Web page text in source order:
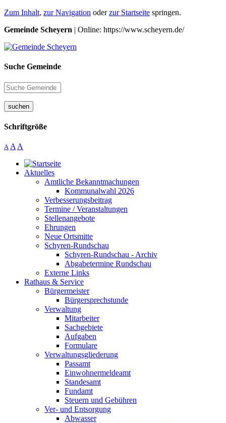
Zum Inhalt, zur Navigation oderzur Startseite springen.
Gemeinde Scheyern | Online: https://www.scheyern.de/
Suche Gemeinde
suchen
Schriftgröße
A A A
Aktuelles
Amtliche Bekanntmachungen
Kommunalwahl 2026
Verbesserungsbeitrag
Termine / Veranstaltungen
Stellenangebote
Ehrungen
Neue Ortsmitte
Schyren-Rundschau
Schyren-Rundschau - Archiv
Abgabetermine Rundschau
Externe Links
Rathaus & Service
Bürgermeister
Bürgersprechstunde
Verwaltung
Mitarbeiter
Sachgebiete
Aufgaben
Formulare
Verwaltungsgliederung
Passamt
Einwohnermeldeamt
Standesamt
Fundamt
Steuern und Gebühren
Ver- und Entsorgung
Abwasser